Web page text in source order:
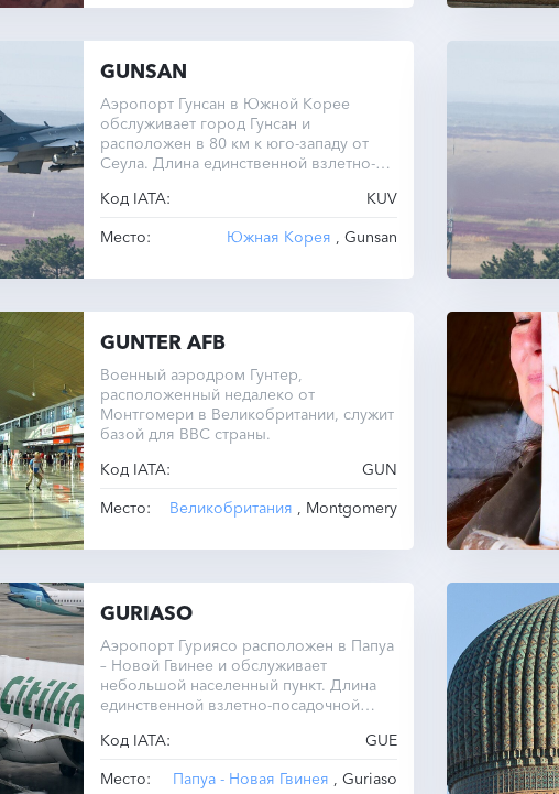
GUNSAN
Аэропорт Гунсан в Южной Корее
обслуживает город Гунсан и
расположен в 80 км к юго-западу от
Сеула. Длина единственной взлетно-
метра.
Код IATA:
KUV
Место:
Южная Корея , Gunsan
GUNTER AFB
Военный аэродром Гунтер,
расположенный недалеко от
Монтгомери в Великобритании, служит
базой для ВВС страны.
Код IATA:
GUN
Место:
Великобритания , Montgomery
GURIASO
Аэропорт Гуриясо расположен в Папуа
– Новой Гвинее и обслуживает
небольшой населенный пункт. Длина
единственной взлетно-посадочной
Код IATA:
GUE
Место:
Папуа - Новая Гвинея , Guriaso